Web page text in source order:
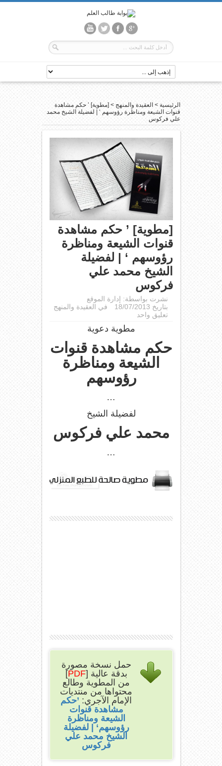
الرئيسية > العقيدة والمنهج > [مطوية] ’ حكم مشاهدة
قنوات الشيعة ومناظرة رؤوسهم ‘ | لفضيلة الشيخ محمد
علي فركوس
[مطوية] ’ حكم مشاهدة
قنوات الشيعة ومناظرة
رؤوسهم ‘ | لفضيلة
الشيخ محمد علي
فركوس
نشرت بواسطة: إدارة الموقع
بتاريخ 18/07/2013
في العقيدة والمنهج
تعليق واحد
مطوية دعوية
حكم مشاهدة قنوات
الشيعة ومناظرة
رؤوسهم
…
لفضيلة الشيخ
محمد علي فركوس
…
حمل نسخة مصورة
بدقة عالية [PDF
]
من المطوية وطالع
محتواها من منتديات
الإمام الآجري: ’حكم
مشاهدة قنوات
الشيعة ومناظرة
رؤوسهم‘ | لفضيلة
الشيخ محمد علي
فركوس